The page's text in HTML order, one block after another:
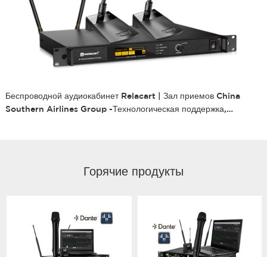
Беспроводной аудиокабинет Relacart | Зал приемов China
Southern Airlines Group -Технологическая поддержка,
Горячие продукты